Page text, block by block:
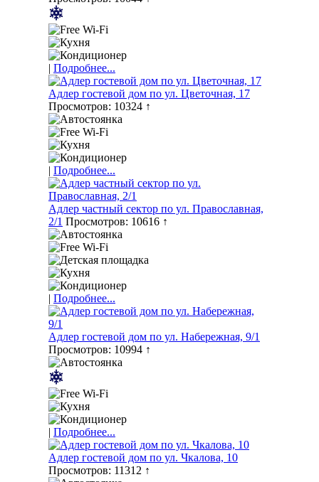
| Подробнее...
Адлер гостевой дом по ул. Цветочная, 17
Просмотров: 10324 ↑
| Подробнее...
Адлер частный сектор по ул. Православная,
2/1 Просмотров: 10616 ↑
| Подробнее...
Адлер гостевой дом по ул. Набережная, 9/1
Просмотров: 10994 ↑
| Подробнее...
Адлер гостевой дом по ул. Чкалова, 10
Просмотров: 11312 ↑